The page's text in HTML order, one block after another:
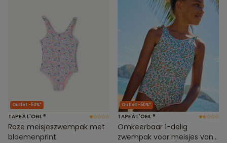
Outlet -50%*
TAPE À L'OEIL ®
Roze meisjeszwempak met
bloemenprint
Outlet -50%*
TAPE À L'OEIL ®
Omkeerbaar 1-delig
zwempak voor meisjes van